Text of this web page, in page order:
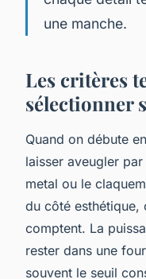
une manche.
Les critères
sélectionner
Quand on débute
laisser aveugler
metal ou le
du côté esthétique,
comptent. La
rester dans une
souvent le seuil